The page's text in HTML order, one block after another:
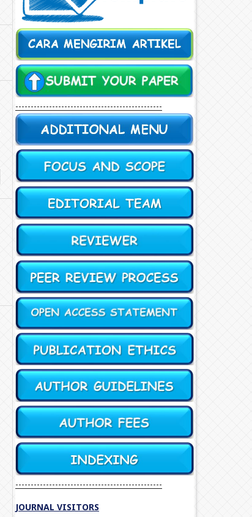
------------------------------------------------
------------------------------------------------
JOURNAL VISITORS